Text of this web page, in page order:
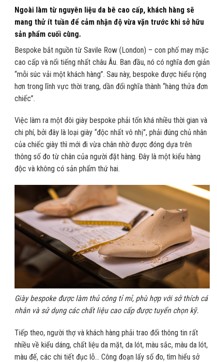
Ngoài làm từ nguyên liệu da bê cao cấp, khách hàng sẽ
mang thử ít tuần để cảm nhận độ vừa vặn trước khi sở hữu
sản phẩm cuối cùng.
Bespoke bắt nguồn từ Savile Row (London) – con phố may mặc
cao cấp và nổi tiếng nhất châu Âu. Ban đầu, nó có nghĩa đơn giản
“mỗi súc vải một khách hàng”. Sau này, bespoke được hiểu rộng
hơn trong lĩnh vực thời trang, dần đổi nghĩa thành “hàng thửa đơn
chiếc”.
Việc làm ra một đôi giày bespoke phải tốn khá nhiều thời gian và
chi phí, bởi đây là loại giày “độc nhất vô nhị”, phải đúng chủ nhân
của chiếc giày thì mới đi vừa chân nhờ được đóng dựa trên
thông số đo từ chân của người đặt hàng. Đây là một kiểu hàng
độc và không có sản phẩm thứ hai.
Giày bespoke được làm thủ công tỉ mỉ, phù hợp với sở thích cá
nhân và sử dụng các chất liệu cao cấp được tuyển chọn kỹ.
Tiếp theo, người thợ và khách hàng phải trao đổi thông tin rất
nhiều về kiểu dáng, chất liệu da mặt, da lót, màu sắc, màu da lót,
màu đế, các chi tiết đục lỗ… Công đoạn lấy số đo, tìm hiểu sở